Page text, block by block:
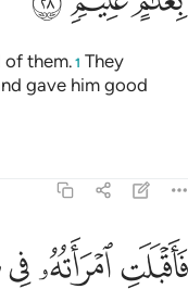
of them. 1 They
gave him good
فاقبلت امراته في صرة
فَأَقْبَلَتِ ٱمْرَأَتُهُۥ فِى
ﳓﳔﳕ